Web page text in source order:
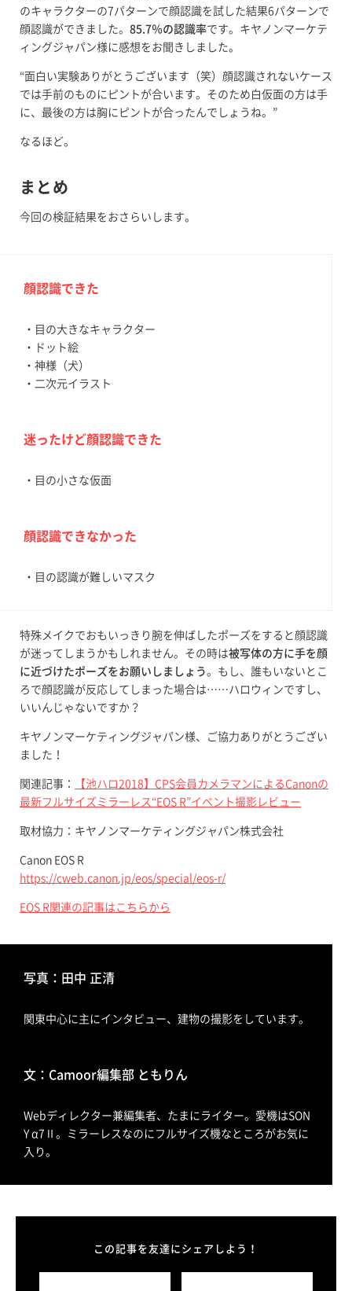
のキャラクターの7パターンで顔認識を試した結果6パターンで
顔認識ができました。 85.7％の認識率です。キヤノンマーケテ
ィングジャパン様に感想をお聞きしました。
“面白い実験ありがとうございます（笑）顔認識されないケース
では手前のものにピントが合います。そのため白仮面の方は手
に、最後の方は胸にピントが合ったんでしょうね。”
なるほど。
まとめ
今回の検証結果をおさらいします。
顔認識できた
・目の大きなキャラクター
・ドット絵
・神様（犬）
・二次元イラスト
迷ったけど顔認識できた
・目の小さな仮面
顔認識できなかった
・目の認識が難しいマスク
特殊メイクでおもいっきり腕を伸ばしたポーズをすると顔認識
が迷ってしまうかもしれません。その時は被写体の方に手を顔
に近づけたポーズをお願いしましょう。もし、誰もいないとこ
ろで顔認識が反応してしまった場合は……ハロウィンですし、
いいんじゃないですか？
キヤノンマーケティングジャパン様、ご協力ありがとうござい
ました！
関連記事：
【池ハロ2018】CPS会員カメラマンによるCanonの
最新フルサイズミラーレス“EOS R”イベント撮影レビュー
取材協力：キヤノンマーケティングジャパン株式会社
Canon EOS R
https://cweb.canon.jp/eos/special/eos-r/
EOS R関連の記事はこちらから
写真：田中 正清
関東中心に主にインタビュー、建物の撮影をしています。
文：Camoor編集部 ともりん
Webディレクター兼編集者、たまにライター。愛機はSON
Y α7Ⅱ。ミラーレスなのにフルサイズ機なところがお気に
入り。
この記事を友達にシェアしよう！